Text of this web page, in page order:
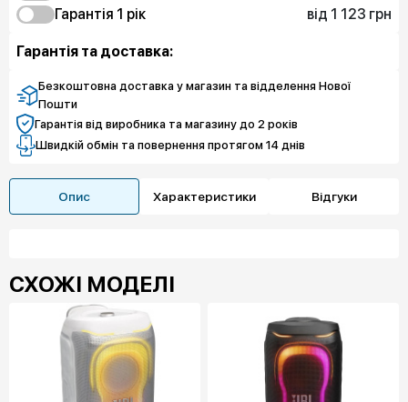
Захист від браку
225 грн
Гарантія 1 рiк
від 1 123 грн
Чистий спокій
Гарантія та доставка:
Безкоштовна доставка у магазин та відделення Нової
Пошти
Гарантія від виробника та магазину до 2 років
Швидкій обмін та повернення протягом 14 днів
Опис Характеристики Відгуки
СХОЖІ МОДЕЛІ